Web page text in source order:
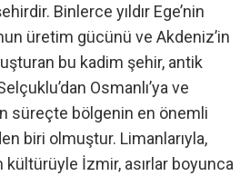
Binlerce yıldır Ege’nin
üretim gücünü ve Akdeniz’in
bu kadim şehir, antik
Osmanlı’ya ve
süreçte bölgenin en önemli
biri olmuştur. Limanlarıyla,
kültürüyle İzmir, asırlar boyunca